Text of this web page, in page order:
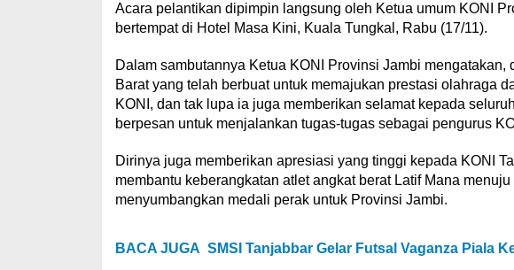
Acara pelantikan dipimpin langsung oleh Ketua umum KONI
bertempat di Hotel Masa Kini, Kuala Tungkal, Rabu (17/11).
Dalam sambutannya Ketua KONI Provinsi Jambi
Barat yang telah berbuat untuk memajukan prestasi olahraga
KONI, dan tak lupa ia juga memberikan selamat kepada
berpesan untuk menjalankan tugas-tugas sebagai pengurus
Dirinya juga memberikan apresiasi yang tinggi kepada KONI
membantu keberangkatan atlet angkat berat Latif Mana
menyumbangkan medali perak untuk Provinsi Jambi.
BACA JUGA SMSI Tanjabbar Gelar Futsal Vaganza Piala